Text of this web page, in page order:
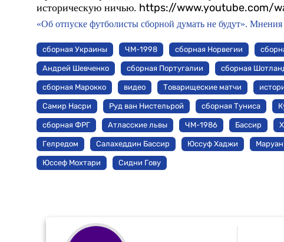
историческую ничью. https://www.youtube.com/
«Об отпуске футболисты сборной думать не будут».
сборная Украины ЧМ-1998 сборная Норвегии
Андрей Шевченко сборная Португалии сборная
сборная Марокко видео Товарищеские матчи
Самир Насри Руд ван Нистельрой сборная Туниса
сборная ФРГ Атласские львы ЧМ-1986 Бассир
Гелредом Салахеддин Бассир Юссуф Хаджи
Юссеф Мохтари Сидни Гову